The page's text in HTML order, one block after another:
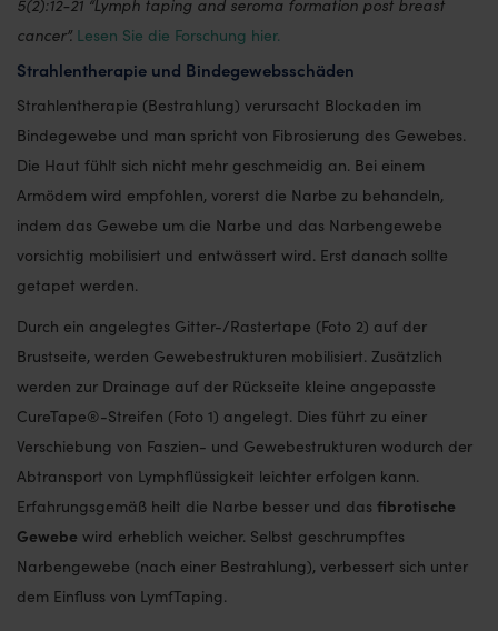
5(2):12-21 “Lymph taping and seroma formation post breast
cancer”. Lesen Sie die Forschung hier.
Strahlentherapie und Bindegewebsschäden
Strahlentherapie (Bestrahlung) verursacht Blockaden im
Bindegewebe und man spricht von Fibrosierung des Gewebes.
Die Haut fühlt sich nicht mehr geschmeidig an. Bei einem
Armödem wird empfohlen, vorerst die Narbe zu behandeln,
indem das Gewebe um die Narbe und das Narbengewebe
vorsichtig mobilisiert und entwässert wird. Erst danach sollte
getapet werden.
Durch ein angelegtes Gitter-/Rastertape (Foto 2) auf der
Brustseite, werden Gewebestrukturen mobilisiert. Zusätzlich
werden zur Drainage auf der Rückseite kleine angepasste
CureTape®-Streifen (Foto 1) angelegt. Dies führt zu einer
Verschiebung von Faszien- und Gewebestrukturen wodurch der
Abtransport von Lymphflüssigkeit leichter erfolgen kann.
Erfahrungsgemäß heilt die Narbe besser und das fibrotische
Gewebe wird erheblich weicher. Selbst geschrumpftes
Narbengewebe (nach einer Bestrahlung), verbessert sich unter
dem Einfluss von LymfTaping.